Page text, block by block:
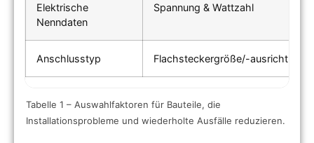
Elektrische
Nenndaten
Spannung & Wattzahl
Anschlusstyp Flachsteckergröße/-ausrichtung
Tabelle 1 – Auswahlfaktoren für Bauteile, die
Installationsprobleme und wiederholte Ausfälle reduzieren.